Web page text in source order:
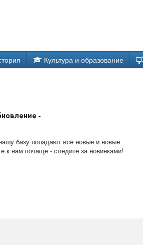
Культура и образование
-
базу попадают всё новые и новые
к нам почаще - следите за новинками!